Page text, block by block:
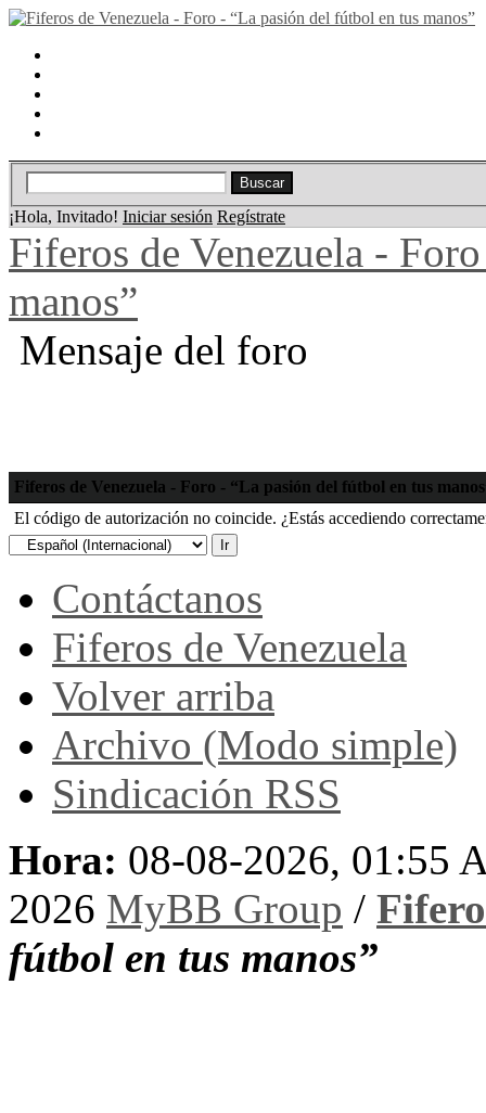
¡Hola, Invitado! Iniciar sesión Regístrate
Fiferos de Venezuela -
manos”
Mensaje del foro
Fiferos de Venezuela - Foro - “La pasión del fútbol en tus
El código de autorización no coincide. ¿Estás accediendo
Contáctanos
Fiferos de Venezuela
Volver arriba
Archivo (Modo simple)
Sindicación RSS
Hora: 08-08-2026, 01:55
2026 MyBB Group /
fútbol en tus manos”